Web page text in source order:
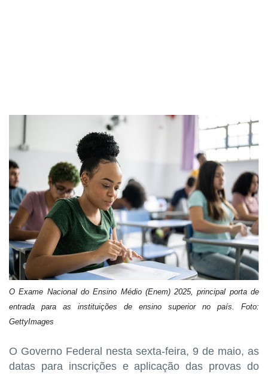
O Exame Nacional do Ensino Médio (Enem) 2025, principal porta de
entrada para as instituições de ensino superior no país. Foto:
GettyImages
O Governo Federal nesta sexta-feira, 9 de maio, as
datas para inscrições e aplicação das provas do